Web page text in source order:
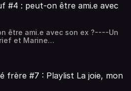
#4 : peut-on être ami.e avec
être ami.e avec son ex ?----Un
et Marine
: Romain
Poney Hébergé par Acast.
frère #7 : Playlist La joie, mon